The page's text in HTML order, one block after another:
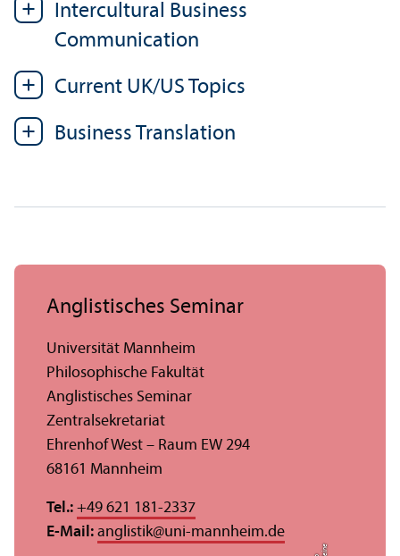
Intercultural Business
Communication
Current UK/US Topics
Business Trans­lation
Anglistisches Seminar
Universität Mannheim
Philosophische Fakultät
Anglistisches Seminar
Zentralsekretariat
Ehrenhof West – Raum EW 294
68161 Mannheim
Tel.: +49 621 181-2337
E-Mail: anglistik@uni-mannheim.de